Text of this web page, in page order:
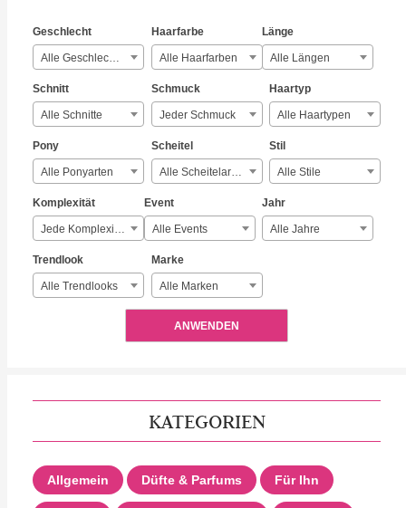
Geschlecht
Alle Geschlechter
Haarfarbe
Alle Haarfarben
Länge
Alle Längen
Schnitt
Alle Schnitte
Schmuck
Jeder Schmuck
Haartyp
Alle Haartypen
Pony
Alle Ponyarten
Scheitel
Alle Scheitelarten
Stil
Alle Stile
Komplexität
Jede Komplexität
Event
Alle Events
Jahr
Alle Jahre
Trendlook
Alle Trendlooks
Marke
Alle Marken
ANWENDEN
KATEGORIEN
Allgemein Düfte & Parfums Für Ihn